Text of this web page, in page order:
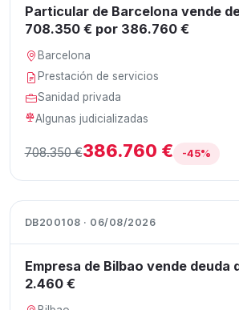
Particular de Barcelona vende
708.350 € por 386.760 €
Barcelona
Prestación de servicios
Sanidad privada
Algunas judicializadas
708.350 €386.760 € -45%
DB200108 · 06/08/2026
Empresa de Bilbao vende deuda
2.460 €